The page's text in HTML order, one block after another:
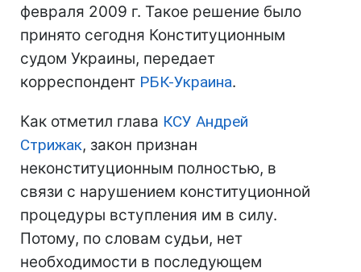
февраля 2009 г. Такое решение было
принято сегодня Конституционным
судом Украины, передает
корреспондент РБК-Украина.
Как отметил глава КСУ Андрей
Стрижак, закон признан
неконституционным полностью, в
связи с нарушением конституционной
процедуры вступления им в силу.
Потому, по словам судьи, нет
необходимости в последующем